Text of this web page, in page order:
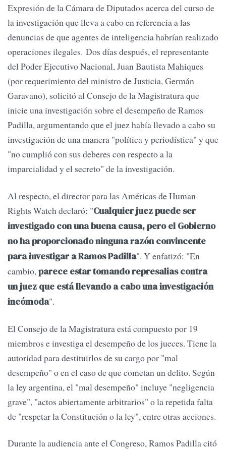
Expresión de la Cámara de Diputados acerca del curso de
la investigación que lleva a cabo en referencia a las
denuncias de que agentes de inteligencia habrían realizado
operaciones ilegales. Dos días después, el representante
del Poder Ejecutivo Nacional, Juan Bautista Mahiques
(por requerimiento del ministro de Justicia, Germán
Garavano), solicitó al Consejo de la Magistratura que
inicie una investigación sobre el desempeño de Ramos
Padilla, argumentando que el juez había llevado a cabo su
investigación de una manera "política y periodística" y que
"no cumplió con sus deberes con respecto a la
imparcialidad y el secreto" de la investigación.
Al respecto, el director para las Américas de Human
Rights Watch declaró: "Cualquier juez puede ser
investigado con una buena causa, pero el Gobierno
no ha proporcionado ninguna razón convincente
para investigar a Ramos Padilla". Y enfatizó: "En
cambio,parece estar tomando represalias contra
un juez que está llevando a cabo una investigación
incómoda".
El Consejo de la Magistratura está compuesto por 19
miembros e investiga el desempeño de los jueces. Tiene la
autoridad para destituirlos de su cargo por "mal
desempeño" o en el caso de que cometan un delito. Según
la ley argentina, el "mal desempeño" incluye "negligencia
grave", "actos abiertamente arbitrarios" o la repetida falta
de "respetar la Constitución o la ley", entre otras acciones.
Durante la audiencia ante el Congreso, Ramos Padilla citó